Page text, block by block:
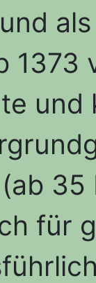
1373
und
35
für